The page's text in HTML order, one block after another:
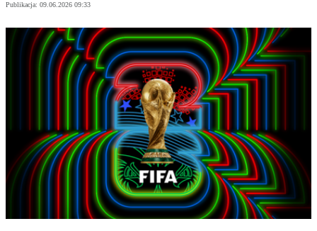
Publikacja: 09.06.2026 09:33